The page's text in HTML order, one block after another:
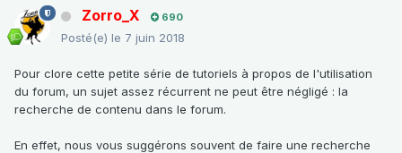
Zorro_X 690
Posté(e) le 7 juin 2018
Pour clore cette petite série de tutoriels à propos de l'utilisation
du forum, un sujet assez récurrent ne peut être négligé : la
recherche de contenu dans le forum.
En effet, nous vous suggérons souvent de faire une recherche